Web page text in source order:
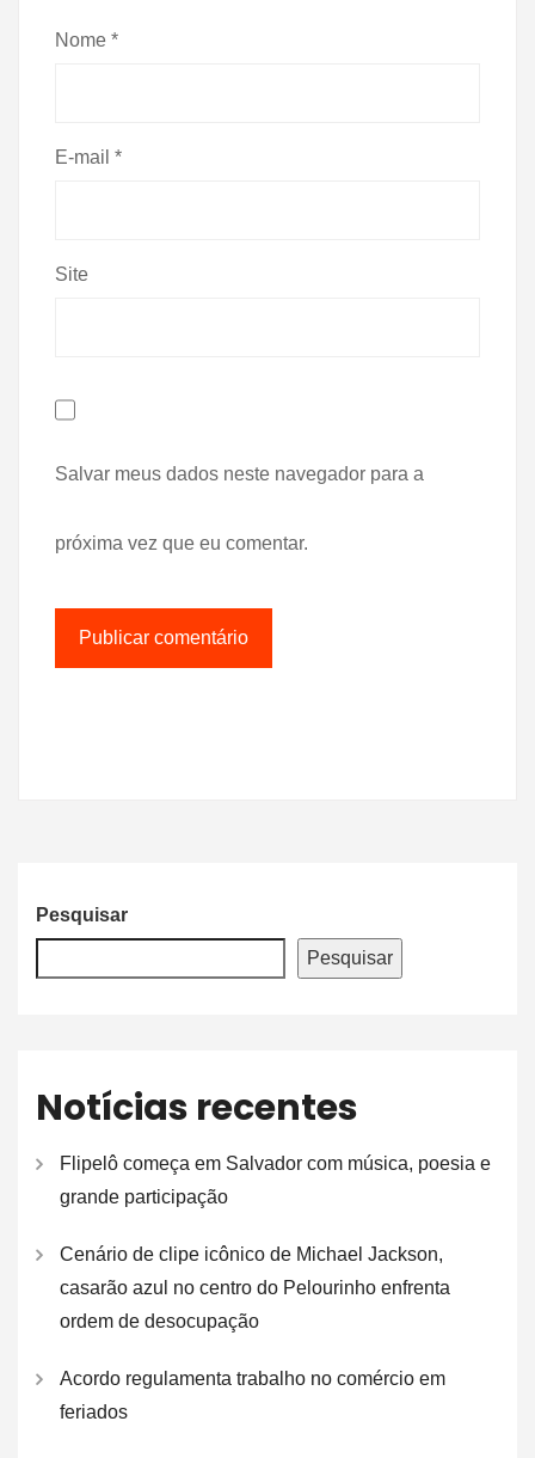
Nome *
E-mail *
Site
Salvar meus dados neste navegador para a
próxima vez que eu comentar.
Pesquisar
Pesquisar
Notícias recentes
Flipelô começa em Salvador com música, poesia e
grande participação
Cenário de clipe icônico de Michael Jackson,
casarão azul no centro do Pelourinho enfrenta
ordem de desocupação
Acordo regulamenta trabalho no comércio em
feriados